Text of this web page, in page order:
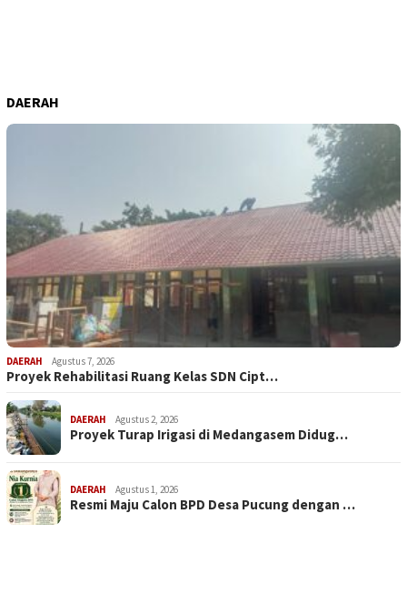
DAERAH
DAERAH Agustus 7, 2026
Proyek Rehabilitasi Ruang Kelas SDN Cipt…
DAERAH Agustus 2, 2026
Proyek Turap Irigasi di Medangasem Didug…
DAERAH Agustus 1, 2026
Resmi Maju Calon BPD Desa Pucung dengan …